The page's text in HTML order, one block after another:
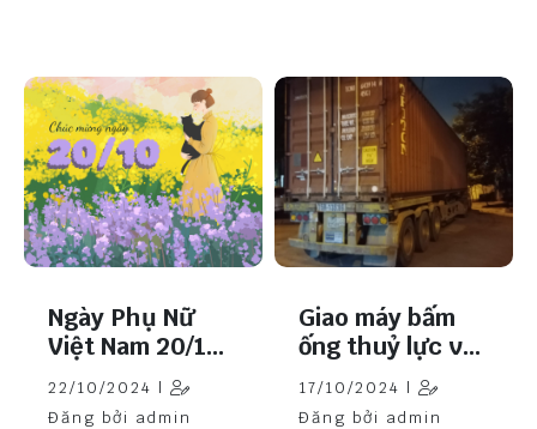
Ngày Phụ Nữ
Việt Nam 20/10
– Tôn Vinh Vẻ
Đẹp Phái Nữ
22/10/2024 |
Đăng bởi admin
Giao máy bấm
ống thuỷ lực về
Tây Nguyên
17/10/2024 |
Đăng bởi admin